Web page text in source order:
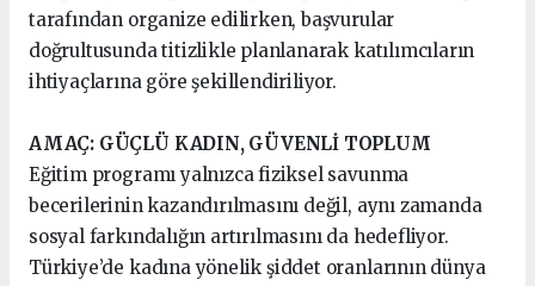
tarafından organize edilirken, başvurular
doğrultusunda titizlikle planlanarak katılımcıların
ihtiyaçlarına göre şekillendiriliyor.
AMAÇ: GÜÇLÜ KADIN, GÜVENLİ TOPLUM
Eğitim programı yalnızca fiziksel savunma
becerilerinin kazandırılmasını değil, aynı zamanda
sosyal farkındalığın artırılmasını da hedefliyor.
Türkiye’de kadına yönelik şiddet oranlarının dünya